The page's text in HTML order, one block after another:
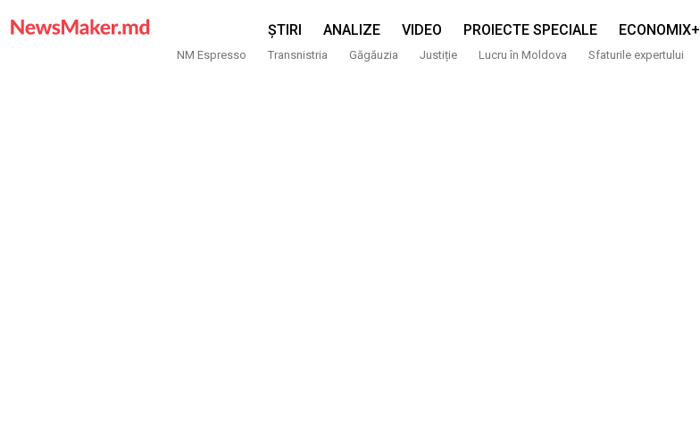
ȘTIRI ANALIZE VIDEO PROIECTE SPECIALE ECONOMIX+
NM Espresso Transnistria Găgăuzia Justiție Lucru în Moldova Sfaturile expertului